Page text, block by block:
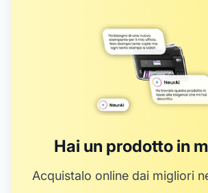
Hai un prodotto in
Acquistalo online dai migliori